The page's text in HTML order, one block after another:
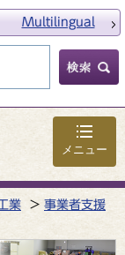
メニュー
Multilingual
業
事業者支援